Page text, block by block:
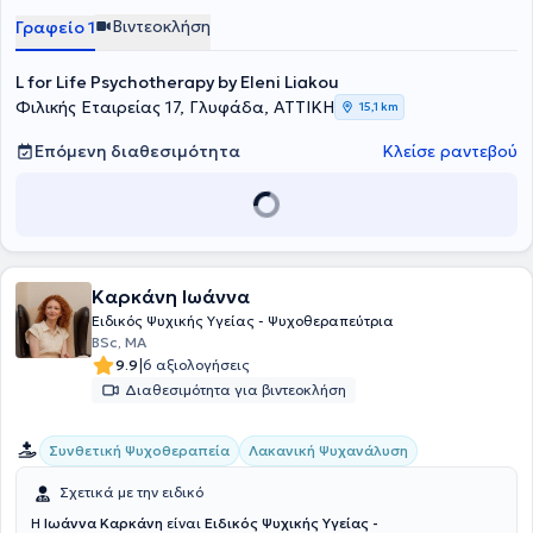
Γραφείο 1 Βιντεοκλήση
L for Life Psychotherapy by Eleni Liakou
Φιλικής Εταιρείας 17, Γλυφάδα, ΑΤΤΙΚΗ
15,1 km
Επόμενη διαθεσιμότητα Κλείσε ραντεβού
Καρκάνη Ιωάννα
Ειδικός Ψυχικής Υγείας - Ψυχοθεραπεύτρια
BSc, ΜΑ
9.9|6 αξιολογήσεις
Διαθεσιμότητα για βιντεοκλήση
Συνθετική Ψυχοθεραπεία Λακανική Ψυχανάλυση
Σχετικά με την ειδικό
Η Ιωάννα Καρκάνη είναι Ειδικός Ψυχικής Υγείας -